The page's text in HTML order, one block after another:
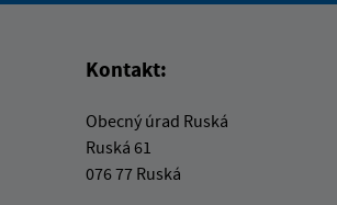
Kontakt:
Obecný úrad Ruská
Ruská 61
076 77 Ruská